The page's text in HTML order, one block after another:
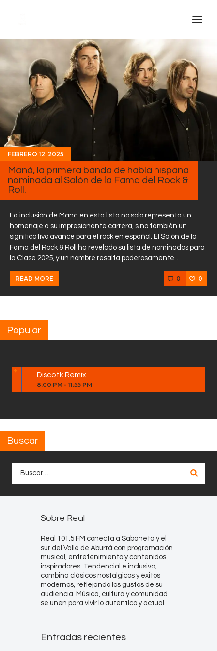
Inicio Real FM
Streaming
En Vivo
Descarga La APP
Noticias
Equipo
Sobre Nosotros
FEBRERO 12, 2025
Maná, la primera banda de habla hispana
nominada al Salón de la Fama del Rock &
Roll.
La inclusión de Maná en esta lista no solo representa un
homenaje a su impresionante carrera, sino también un
significativo avance para el rock en español. El Salón de la
Fama del Rock & Roll ha revelado su lista de nominados para
la Clase 2025, y un nombre resalta poderosamente…
READ MORE 0 0
Popular
Discotk Remix
8:00 PM - 11:55 PM
Buscar
Sobre Real
Real 101.5 FM conecta a Sabaneta y el
sur del Valle de Aburrá con programación
musical, entretenimiento y contenidos
inspiradores. Tendencial e inclusiva,
combina clásicos nostálgicos y éxitos
modernos, reflejando los gustos de su
audiencia. Música, cultura y comunidad
se unen para vivir lo auténtico y actual.
Entradas recientes